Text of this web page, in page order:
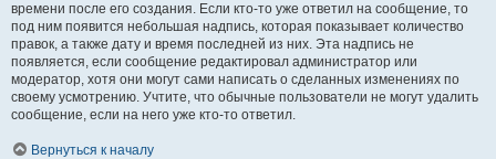
времени после его создания. Если кто-то уже ответил на сообщение, то
под ним появится небольшая надпись, которая показывает количество
правок, а также дату и время последней из них. Эта надпись не
появляется, если сообщение редактировал администратор или
модератор, хотя они могут сами написать о сделанных изменениях по
своему усмотрению. Учтите, что обычные пользователи не могут удалить
сообщение, если на него уже кто-то ответил.
Вернуться к началу